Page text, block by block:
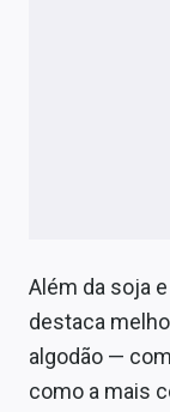
Além da soja
destaca
algodão —
como a mais